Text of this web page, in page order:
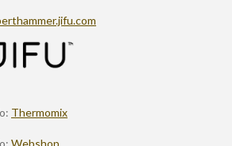
Thermomix
Webshop